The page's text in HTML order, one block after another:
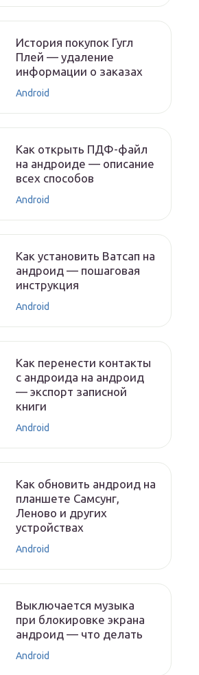
История покупок Гугл
Плей — удаление
информации о заказах
Android
Как открыть ПДФ-файл
на андроиде — описание
всех способов
Android
Как установить Ватсап на
андроид — пошаговая
инструкция
Android
Как перенести контакты
с андроида на андроид
— экспорт записной
книги
Android
Как обновить андроид на
планшете Самсунг,
Леново и других
устройствах
Android
Выключается музыка
при блокировке экрана
андроид — что делать
Android